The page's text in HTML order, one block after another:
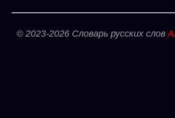
© 2023-2026 Словарь русских слов